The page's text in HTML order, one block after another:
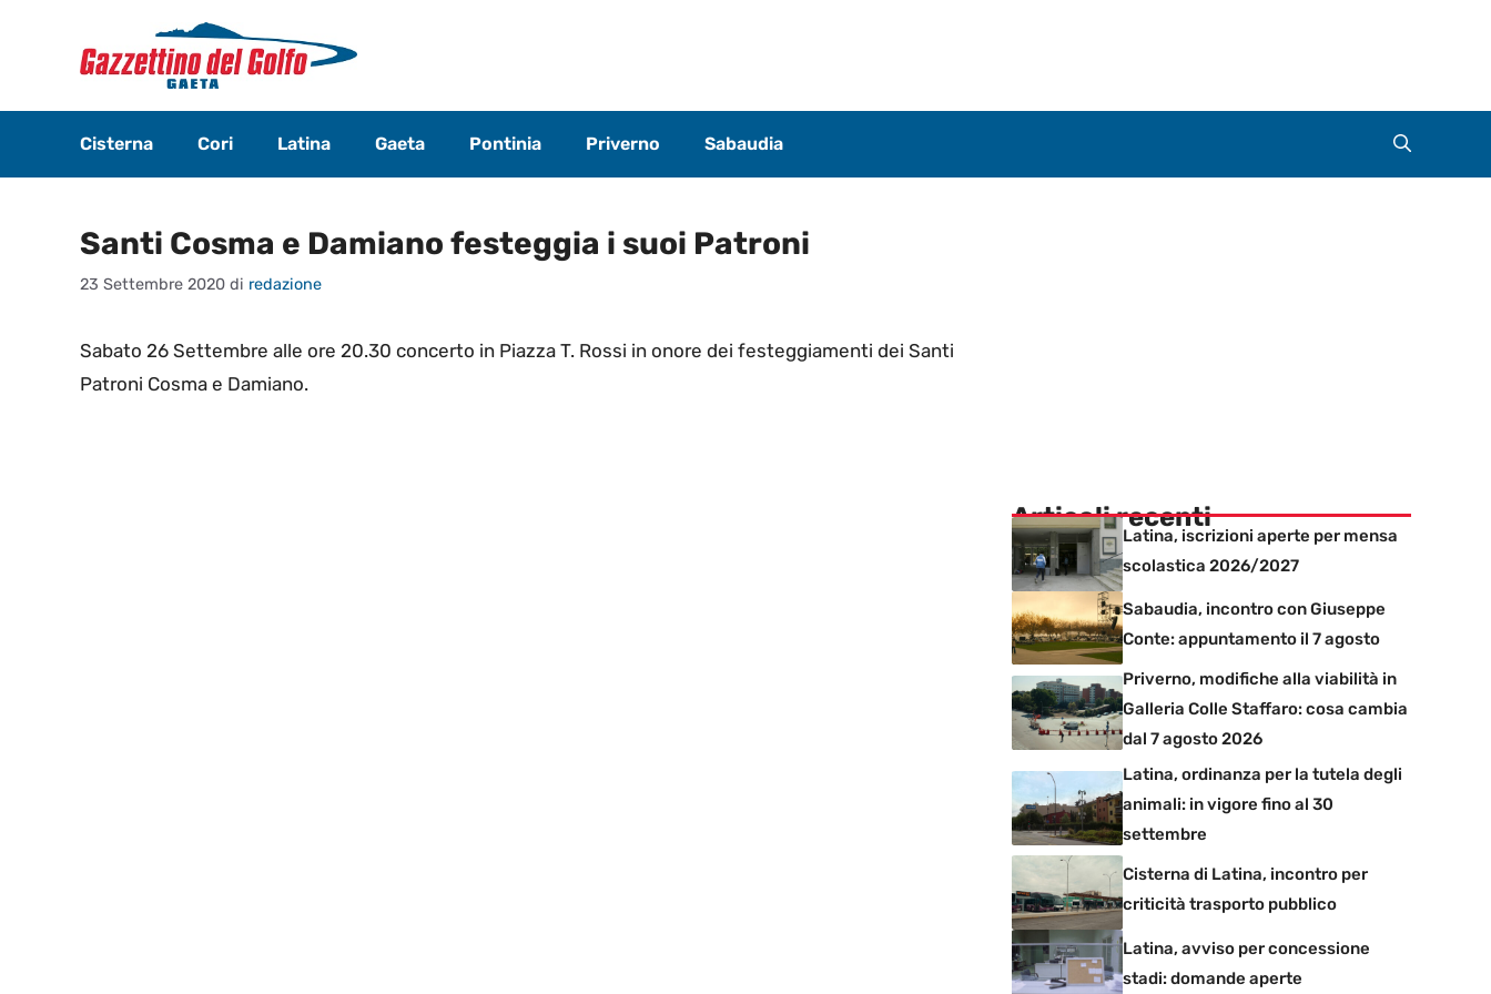
contenuto
Cisterna Cori Latina Gaeta Pontinia Priverno Sabaudia
Santi Cosma e Damiano festeggia i suoi Patroni
23 Settembre 2020 di redazione
Sabato 26 Settembre alle ore 20.30 concerto in Piazza T. Rossi in onore dei festeggiamenti dei Santi
Patroni Cosma e Damiano.
Articoli recenti
Latina, iscrizioni aperte per mensa
scolastica 2026/2027
Sabaudia, incontro con Giuseppe
Conte: appuntamento il 7 agosto
Priverno, modifiche alla viabilità in
Galleria Colle Staffaro: cosa cambia
dal 7 agosto 2026
Latina, ordinanza per la tutela degli
animali: in vigore fino al 30
settembre
Cisterna di Latina, incontro per
criticità trasporto pubblico
Latina, avviso per concessione
stadi: domande aperte